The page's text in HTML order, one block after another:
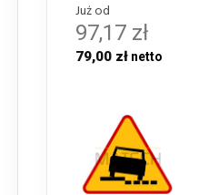
Już od
97,17 zł
79,00 zł